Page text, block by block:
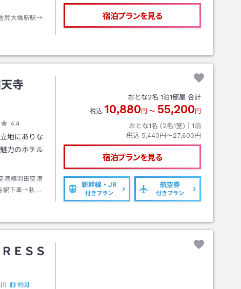
尻大橋駅駅→
宿泊プランを見る
寺
4.4
地にありな
力のホテル
港線羽田空港
駅下車→私鉄
おとな2名 1泊1部屋 合計
税込 10,880 円 〜 55,200 円
おとな1名 (2名1室)｜ 1泊
税込 5,440円〜27,600円
宿泊プランを見る
新幹線・JR
付きプラン
航空券
付きプラン
ＥＳＳ
地図